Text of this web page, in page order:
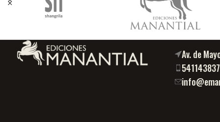
Av. de